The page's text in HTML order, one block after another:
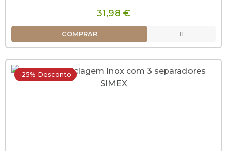
31,98 €
COMPRAR
-25% Desconto